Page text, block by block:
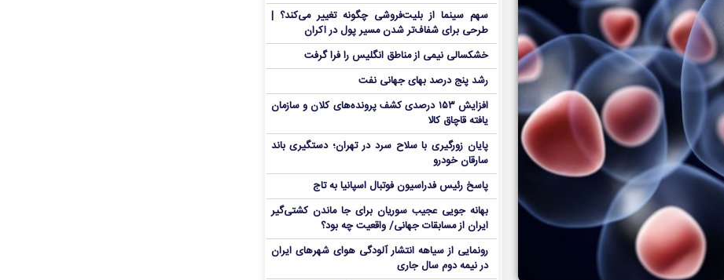
سهم سینما از بلیت‌فروشی چگونه تغییر می‌کند؟ |
طرحی برای شفاف‌تر شدن مسیر پول در اکران
خشکسالی نیمی از مناطق انگلیس را فرا گرفت
رشد پنج درصد بهای جهانی نفت
افزایش ۱۵۳ درصدی کشف پرونده‌های کلان و سازمان
یافته قاچاق کالا
پایان زورگیری با سلاح سرد در تهران؛ دستگیری باند
سارقان خودرو
پاسخ رئیس فدراسیون فوتبال اسپانیا به تاج
بهانه جویی عجیب سوریان برای جا ماندن کشتی‌گیر
ایران از مسابقات جهانی/ واقعیت چه بود؟
رونمایی از سیاهه انتشار آلودگی هوای شهرهای ایران
در نیمه دوم سال جاری